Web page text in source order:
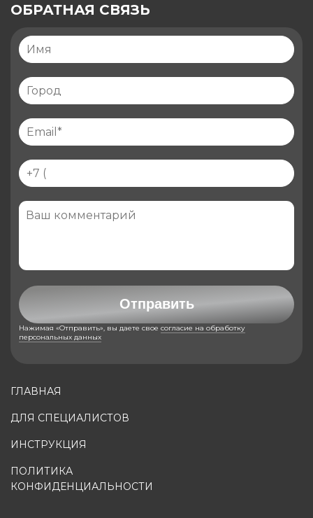
ГЛАВНАЯ
ДЛЯ СПЕЦИАЛИСТОВ
ИНСТРУКЦИЯ
ПОЛИТИКА
КОНФИДЕНЦИАЛЬНОСТИ
ОБРАТНАЯ СВЯЗЬ
Отправить
Нажимая «Отправить», вы даете свое согласие на обработку
персональных данных